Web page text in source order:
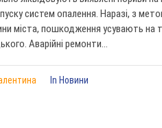
систем опалення. Наразі, з
міста, пошкодження усувають на
Аварійні ремонти...
In Новини